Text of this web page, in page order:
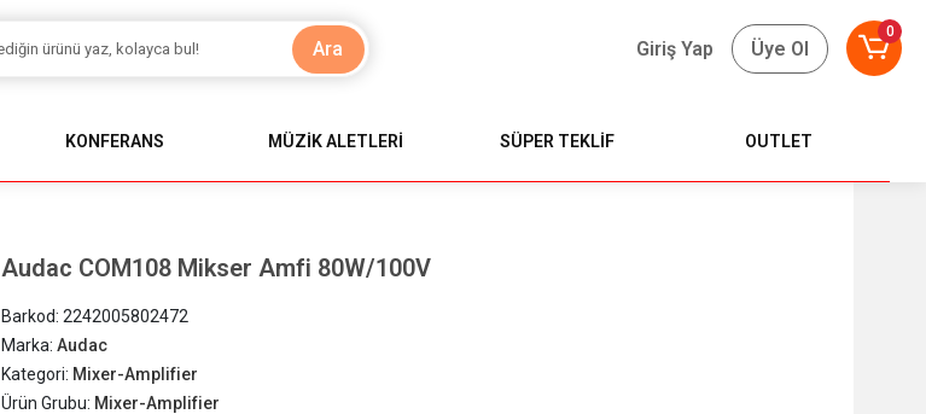
Ara Giriş Yap Üye Ol
0
KONFERANS MÜZİK ALETLERİ SÜPER TEKLİF OUTLET
Audac COM108 Mikser Amfi 80W/100V
Barkod:2242005802472
Marka:Audac
Kategori: Mixer-Amplifier
Ürün Grubu: Mixer-Amplifier